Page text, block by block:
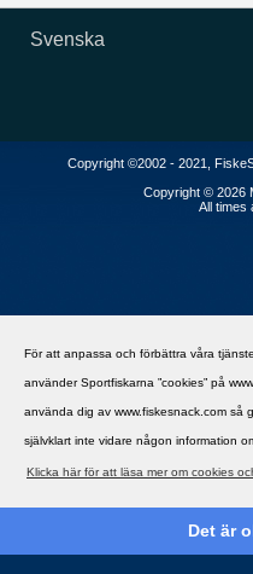
För att anpassa och förbättra våra
använder Sportfiskarna ”cookies” på
använda dig av www.fiskesnack.com så
självklart inte vidare någon information
Klicka här för att läsa mer om cookies
Det är
Svenska
Copyright ©2002 - 2021,
Copyright © 2026
All times